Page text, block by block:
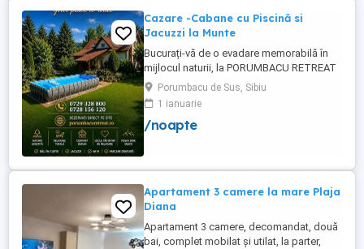
Cazare -Cabane cu Piscină si
Jacuzzi la Munte
Bucurați-vă de o evadare memorabilă în
mijlocul naturii, la PORUMBACU RETREAT
by the river! Situate într-un cadru idilic, in
inima munților Făgăraș, lângă cristalinul
râu alpin, cabanele noastre vă invită să vă
relaxați și să vă reconectați cu natura.
Porumbacu de Sus, Sibiu
1 ianuarie
/noapte
Apartament 3 camere la mare Plaja
Diana
Apartament 3 camere, decomandat, două
bai, complet mobilat și utilat, la parter,